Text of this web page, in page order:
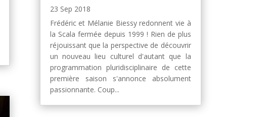
23 Sep 2018
Frédéric et Mélanie Biessy redonnent vie à
la Scala fermée depuis 1999 ! Rien de plus
réjouissant que la perspective de découvrir
un nouveau lieu culturel d'autant que la
programmation pluridisciplinaire de cette
première saison s'annonce absolument
passionnante. Coup...